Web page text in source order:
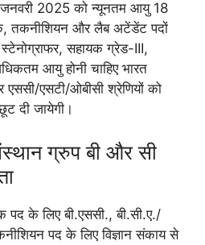
जनवरी 2025 को न्यूनतम आयु 18
तकनीशियन और लैब अटेंडेंट पदों
सहायक ग्रेड-III,
आयु होनी चाहिए भारत
एसटी/ओबीसी श्रेणियों को
दी जायेगी।
ग्रुप बी और सी
पद के लिए बी.एससी., बी.सी.ए./
पद के लिए विज्ञान संकाय से